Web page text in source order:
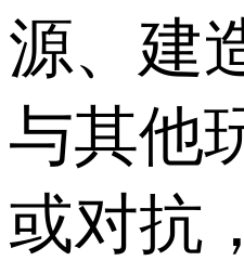
源、建
与其他
或对抗